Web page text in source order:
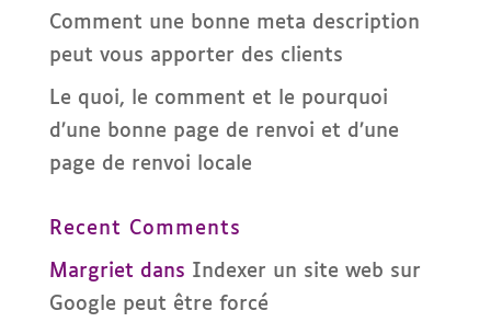
Comment une bonne meta description
peut vous apporter des clients
Le quoi, le comment et le pourquoi
d’une bonne page de renvoi et d’une
page de renvoi locale
Recent Comments
Margriet dans Indexer un site web sur
Google peut être forcé